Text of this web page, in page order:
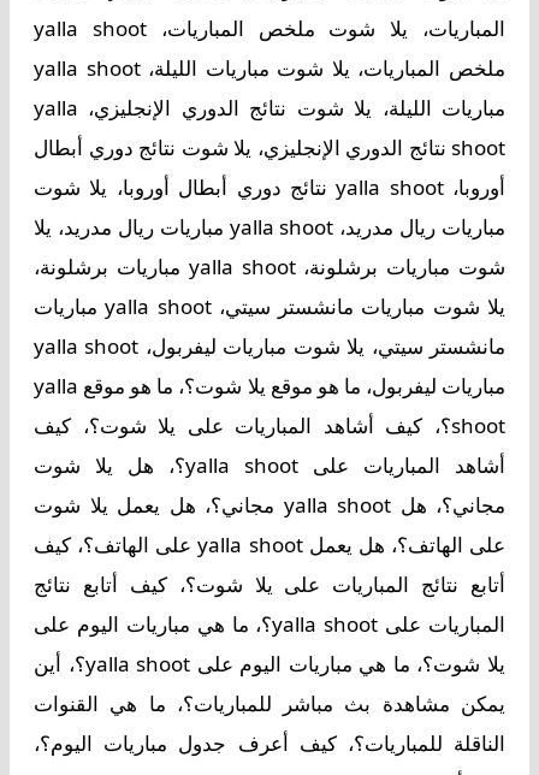
المباريات، يلا شوت ملخص المباريات، yalla shoot
ملخص المباريات، يلا شوت مباريات الليلة، yalla shoot
مباريات الليلة، يلا شوت نتائج الدوري الإنجليزي، yalla
shoot نتائج الدوري الإنجليزي، يلا شوت نتائج دوري أبطال
أوروبا، yalla shoot نتائج دوري أبطال أوروبا، يلا شوت
مباريات ريال مدريد، yalla shoot مباريات ريال مدريد، يلا
شوت مباريات برشلونة، yalla shoot مباريات برشلونة،
يلا شوت مباريات مانشستر سيتي، yalla shoot مباريات
مانشستر سيتي، يلا شوت مباريات ليفربول، yalla shoot
مباريات ليفربول، ما هو موقع يلا شوت؟، ما هو موقع yalla
shoot؟، كيف أشاهد المباريات على يلا شوت؟، كيف
أشاهد المباريات على yalla shoot؟، هل يلا شوت
مجاني؟، هل yalla shoot مجاني؟، هل يعمل يلا شوت
على الهاتف؟، هل يعمل yalla shoot على الهاتف؟، كيف
أتابع نتائج المباريات على يلا شوت؟، كيف أتابع نتائج
المباريات على yalla shoot؟، ما هي مباريات اليوم على
يلا شوت؟، ما هي مباريات اليوم على yalla shoot؟، أين
يمكن مشاهدة بث مباشر للمباريات؟، ما هي القنوات
الناقلة للمباريات؟، كيف أعرف جدول مباريات اليوم؟،